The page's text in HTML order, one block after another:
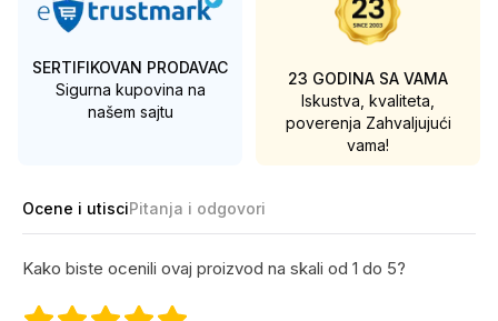
SERTIFIKOVAN PRODAVAC
Sigurna kupovina na
našem sajtu
23 GODINA SA VAMA
Iskustva, kvaliteta,
poverenja Zahvaljujući
vama!
Ocene i utisciPitanja i odgovori
Kako biste ocenili ovaj proizvod na skali od 1 do 5?